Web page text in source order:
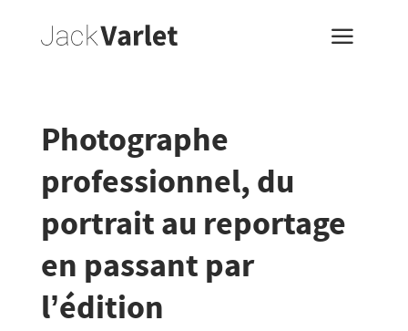
a
Photographe
professionnel, du
portrait au reportage
en passant par
l’édition